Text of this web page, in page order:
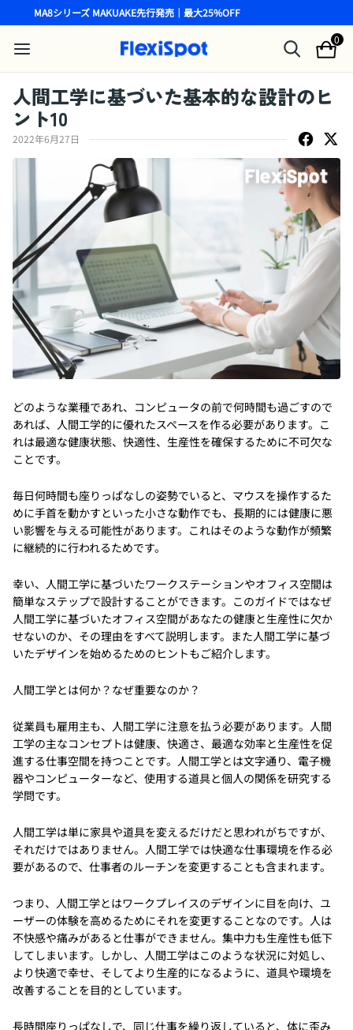
MA8シリーズ MAKUAKE先行発売｜最大25%OFF
0
人間工学に基づいた基本的な設計のヒ
ント10
2022年6月27日
どのような業種であれ、コンピュータの前で何時間も過ごすので
あれば、人間工学的に優れたスペースを作る必要があります。こ
れは最適な健康状態、快適性、生産性を確保するために不可欠な
ことです。
毎日何時間も座りっぱなしの姿勢でいると、マウスを操作するた
めに手首を動かすといった小さな動作でも、長期的には健康に悪
い影響を与える可能性があります。これはそのような動作が頻繁
に継続的に行われるためです。
幸い、人間工学に基づいたワークステーションやオフィス空間は
簡単なステップで設計することができます。このガイドではなぜ
人間工学に基づいたオフィス空間があなたの健康と生産性に欠か
せないのか、その理由をすべて説明します。また人間工学に基づ
いたデザインを始めるためのヒントもご紹介します。
人間工学とは何か？なぜ重要なのか？
従業員も雇用主も、人間工学に注意を払う必要があります。人間
工学の主なコンセプトは健康、快適さ、最適な効率と生産性を促
進する仕事空間を持つことです。人間工学とは文字通り、電子機
器やコンピューターなど、使用する道具と個人の関係を研究する
学問です。
人間工学は単に家具や道具を変えるだけだと思われがちですが、
それだけではありません。人間工学では快適な仕事環境を作る必
要があるので、仕事者のルーチンを変更することも含まれます。
つまり、人間工学とはワークプレイスのデザインに目を向け、ユ
ーザーの体験を高めるためにそれを変更することなのです。人は
不快感や痛みがあると仕事ができません。集中力も生産性も低下
してしまいます。しかし、人間工学はこのような状況に対処し、
より快適で幸せ、そしてより生産的になるように、道具や環境を
改善することを目的としています。
長時間座りっぱなしで、同じ仕事を繰り返していると、体に歪み